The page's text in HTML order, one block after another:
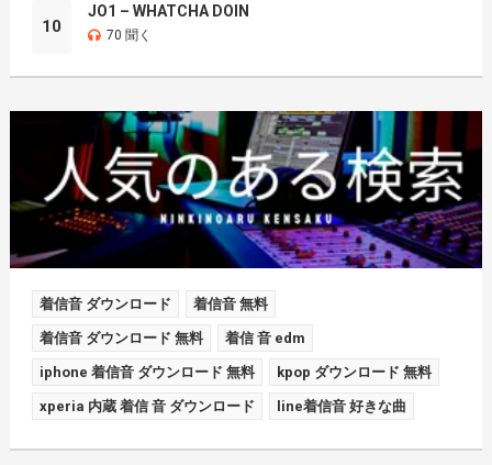
10
JO1 – WHATCHA DOIN
70 聞く
着信音 ダウンロード 着信音 無料
着信音 ダウンロード 無料 着信 音 edm
iphone 着信音 ダウンロード 無料 kpop ダウンロード 無料
xperia 内蔵 着信 音 ダウンロード line着信音 好きな曲